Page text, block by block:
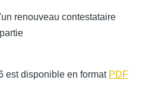
renouveau contestataire
est disponible en format PDF